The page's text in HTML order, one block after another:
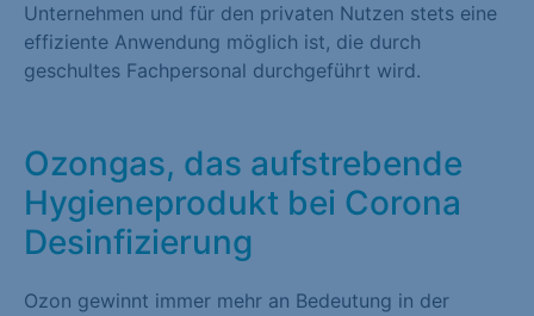
Unternehmen und für den privaten Nutzen stets eine
effiziente Anwendung möglich ist, die durch
geschultes Fachpersonal durchgeführt wird.
Ozongas, das aufstrebende
Hygieneprodukt bei Corona
Desinfizierung
Ozon gewinnt immer mehr an Bedeutung in der
Cookie-Informationen anzeigen
Statistiken (1)
Informationen helfen uns zu verstehen, wie unsere Besucher
unsere Website nutzen. Statistik Cookies erfassen Informationen
anonym. Diese Informationen helfen uns zu verstehen, wie
unsere Besucher unsere Website nutzen.